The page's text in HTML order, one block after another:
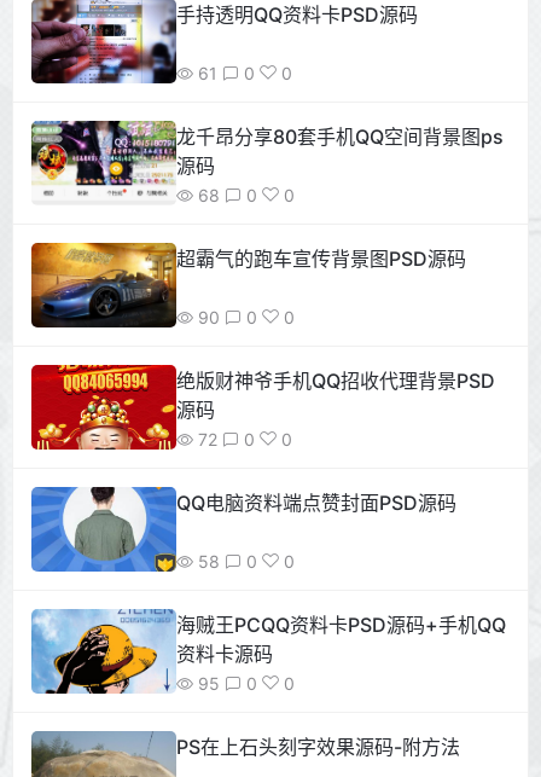
手持透明QQ资料卡PSD源码
61 0 0
龙千昂分享80套手机QQ空间背景图ps
源码
68 0 0
超霸气的跑车宣传背景图PSD源码
90 0 0
绝版财神爷手机QQ招收代理背景PSD
源码
72 0 0
QQ电脑资料端点赞封面PSD源码
58 0 0
海贼王PCQQ资料卡PSD源码+手机QQ
资料卡源码
95 0 0
PS在上石头刻字效果源码-附方法